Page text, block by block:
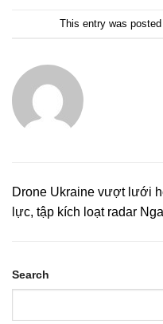
This entry was
Drone Ukraine vượt lưới
lực, tập kích loạt radar Nga
Search